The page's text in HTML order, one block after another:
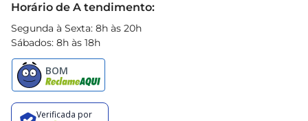
Horário de A tendimento:
Segunda à Sexta: 8h às 20h
Sábados: 8h às 18h